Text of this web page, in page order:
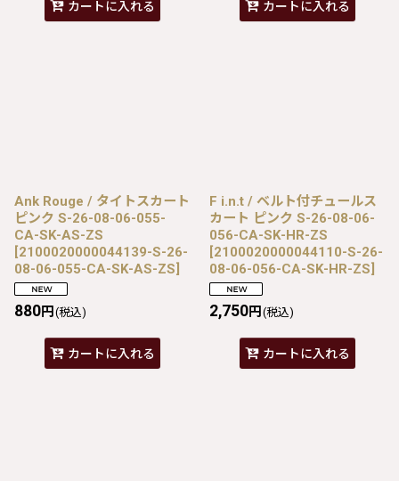
カートに入れる カートに入れる
Ank Rouge / タイトスカート
ピンク S-26-08-06-055-
CA-SK-AS-ZS
[2100020000044139-S-26-
08-06-055-CA-SK-AS-ZS]
880円 (税込)
カートに入れる
F i.n.t / ベルト付チュールス
カート ピンク S-26-08-06-
056-CA-SK-HR-ZS
[2100020000044110-S-26-
08-06-056-CA-SK-HR-ZS]
2,750円 (税込)
カートに入れる